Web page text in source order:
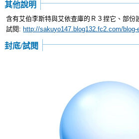
其他說明
含有艾伯李斯特與艾依查庫的Ｒ３捏它、部份
試閱: http://sakuyo147.blog132.fc2.com/blog-
封底/試閱